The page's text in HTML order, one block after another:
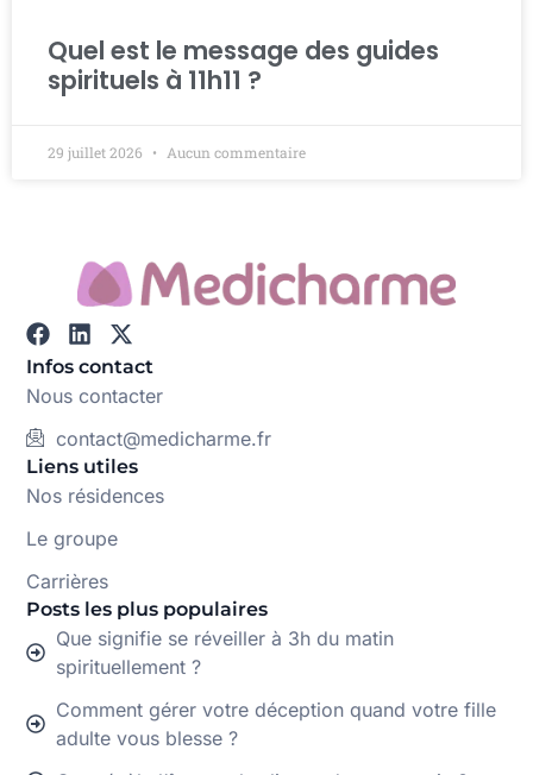
Quel est le message des guides
spirituels à 11h11 ?
29 juillet 2026 Aucun commentaire
Infos contact
Nous contacter
contact@medicharme.fr
Liens utiles
Nos résidences
Le groupe
Carrières
Posts les plus populaires
Que signifie se réveiller à 3h du matin
spirituellement ?
Comment gérer votre déception quand votre fille
adulte vous blesse ?